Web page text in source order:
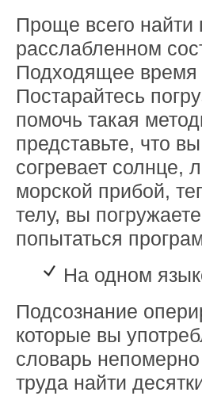
Проще всего найти
расслабленном
Подходящее время
Постарайтесь
помочь такая
представьте, что
согревает солнце,
морской прибой,
телу, вы
попытаться
На одном
Подсознание
которые вы
словарь
труда найти